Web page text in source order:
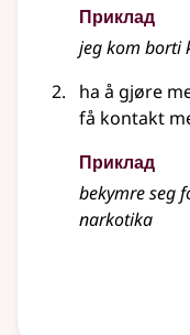
Приклад
jeg kom borti
ha å gjøre
få kontakt
Приклад
bekymre seg
narkotika